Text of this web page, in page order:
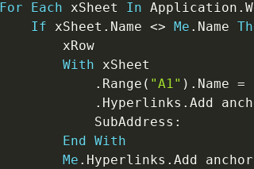
For
Each xSheet In Application .
If xSheet . Name <> Me . Name
			xRow
With xSheet
. Range ( "A1" ) . Name =
. Hyperlinks . Add
				SubAddress
:
End
With
Me . Hyperlinks . Add anchor